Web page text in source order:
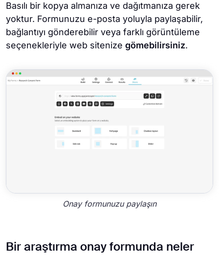
Basılı bir kopya almanıza ve dağıtmanıza gerek
yoktur. Formunuzu e-posta yoluyla paylaşabilir,
bağlantıyı gönderebilir veya farklı görüntüleme
seçenekleriyle web sitenize gömebilirsiniz.
Onay formunuzu paylaşın
Bir araştırma onay formunda neler